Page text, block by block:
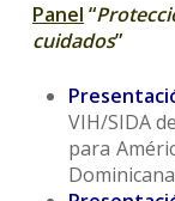
Panel “
cuidados”
VIH/SIDA
para